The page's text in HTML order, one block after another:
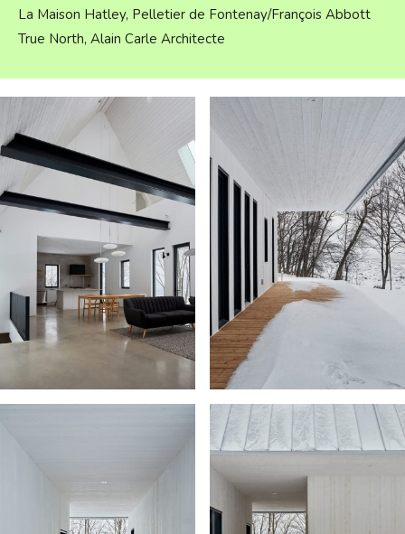
La Maison Hatley, Pelletier de Fontenay/François Abbott
True North, Alain Carle Architecte